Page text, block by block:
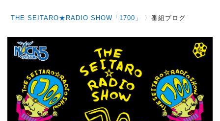
THE SEITARO★RADIO SHOW「1700」 〉番組ブログ